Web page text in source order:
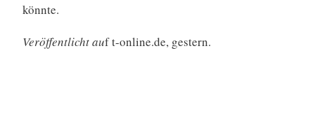
könnte.
Veröffentlicht auf t-online.de, gestern.